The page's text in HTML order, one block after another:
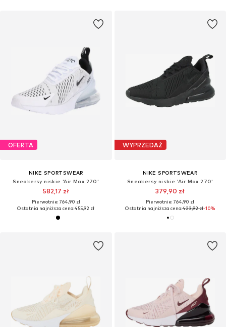
OFERTA
NIKE SPORTSWEAR
Sneakersy niskie 'Air Max 270'
582,17 zł
Pierwotnie: 764,90 zł
Ostatnia najniższa cena:455,92 zł
WYPRZEDAŻ
NIKE SPORTSWEAR
Sneakersy niskie 'Air Max 270'
379,90 zł
Pierwotnie: 764,90 zł
Ostatnia najniższa cena:423,92 zł-10%